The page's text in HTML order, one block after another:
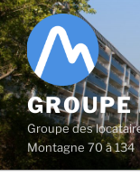
Aller
au
contenu
principal
Groupe des
Montagne 70 à 134